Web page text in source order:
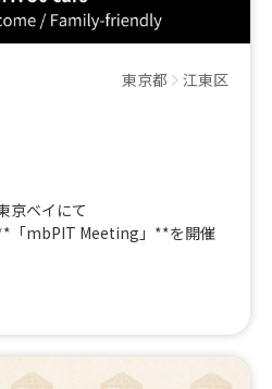
東京都 江東区
京ベイにて
「mbPIT Meeting」**を開催
間”を体験する新しいミーティ